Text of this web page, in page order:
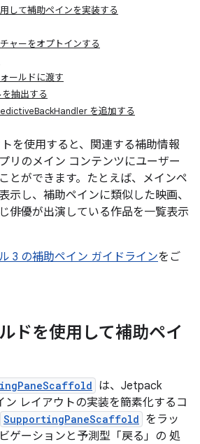
して補助ペインを実装する
ャーをオプトインする
ールドに渡す
抽出する
を追加する
を使用すると、関連する補助情報
リのメイン コンテンツにユーザー
とができます。たとえば、メインペ
示し、補助ペインに類似した映画、
俳優が出演している作品を一覧表示
3 の補助ペイン ガイドラインをご
ドを使用して補助ペイ
は、Jetpack
レイアウトの実装を簡素化するコ
SupportingPaneScaffold をラッ
ゲーションと予測型「戻る」の 処